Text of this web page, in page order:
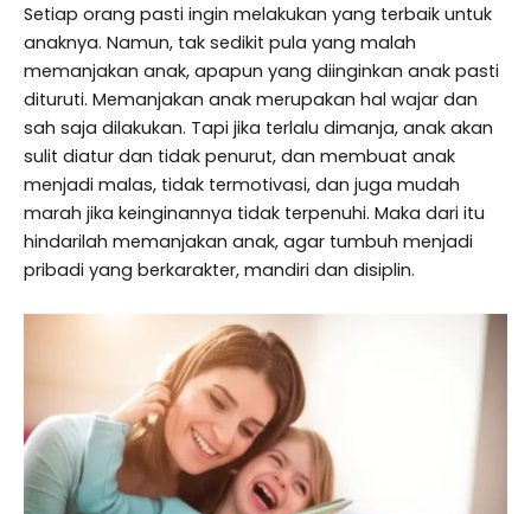
Setiap orang pasti ingin melakukan yang terbaik untuk
anaknya. Namun, tak sedikit pula yang malah
memanjakan anak, apapun yang diinginkan anak pasti
dituruti. Memanjakan anak merupakan hal wajar dan
sah saja dilakukan. Tapi jika terlalu dimanja, anak akan
sulit diatur dan tidak penurut, dan membuat anak
menjadi malas, tidak termotivasi, dan juga mudah
marah jika keinginannya tidak terpenuhi. Maka dari itu
hindarilah memanjakan anak, agar tumbuh menjadi
pribadi yang berkarakter, mandiri dan disiplin.